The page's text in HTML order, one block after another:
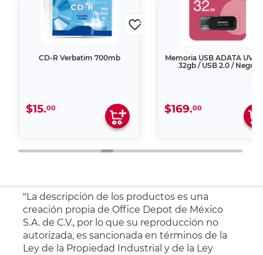
CD-R Verbatim 700mb
$15.00
Memoria USB ADATA
32gb / USB 2.0 / Negro
$169.00
"La descripción de los productos es una
creación propia de Office Depot de México
S.A. de C.V., por lo que su reproducción no
autorizada, es sancionada en términos de la
Ley de la Propiedad Industrial y de la Ley